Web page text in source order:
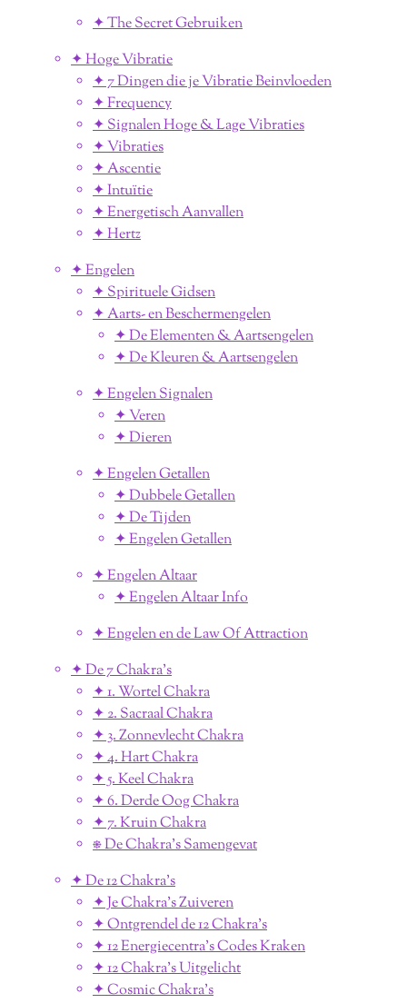
✦ The Secret Gebruiken
✦ Hoge Vibratie
✦ 7 Dingen die je Vibratie Beinvloeden
✦ Frequency
✦ Signalen Hoge & Lage Vibraties
✦ Vibraties
✦ Ascentie
✦ Intuïtie
✦ Energetisch Aanvallen
✦ Hertz
✦ Engelen
✦ Spirituele Gidsen
✦ Aarts- en Beschermengelen
✦ De Elementen & Aartsengelen
✦ De Kleuren & Aartsengelen
✦ Engelen Signalen
✦ Veren
✦ Dieren
✦ Engelen Getallen
✦ Dubbele Getallen
✦ De Tijden
✦ Engelen Getallen
✦ Engelen Altaar
✦ Engelen Altaar Info
✦ Engelen en de Law Of Attraction
✦ De 7 Chakra's
✦ 1. Wortel Chakra
✦ 2. Sacraal Chakra
✦ 3. Zonnevlecht Chakra
✦ 4. Hart Chakra
✦ 5. Keel Chakra
✦ 6. Derde Oog Chakra
✦ 7. Kruin Chakra
⎈ De Chakra's Samengevat
✦ De 12 Chakra's
✦ Je Chakra's Zuiveren
✦ Ontgrendel de 12 Chakra's
✦ 12 Energiecentra's Codes Kraken
✦ 12 Chakra's Uitgelicht
✦ Cosmic Chakra's